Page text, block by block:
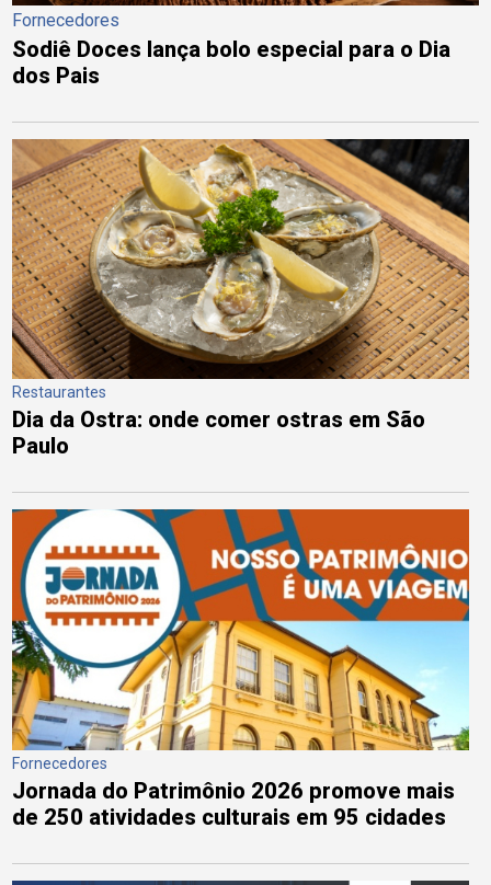
Fornecedores
Sodiê Doces lança bolo especial para o Dia
dos Pais
Restaurantes
Dia da Ostra: onde comer ostras em São
Paulo
Fornecedores
Jornada do Patrimônio 2026 promove mais
de 250 atividades culturais em 95 cidades